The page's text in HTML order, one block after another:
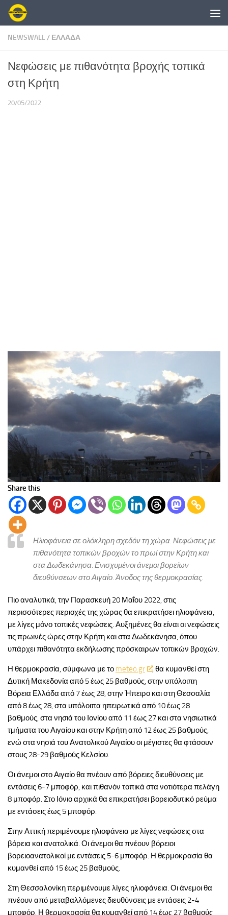
Skip to content
NEWSWALL/ ΕΛΛΑΔΑ
Νεφώσεις με πιθανότητα βροχής τοπικά
στη Κρήτη
20/05/2022
Share this
Ηλιοφάνεια σε ολόκληρη σχεδόν τη χώρα. Νεφώσεις με
πιθανότητα τοπικών βροχών το πρωί στην Κρήτη και
στα Δωδεκάνησα. Ενισχυμένοι άνεμοι βορείων
διευθύνσεων στο Αιγαίο. Άνοδος της θερμοκρασίας.
Πιο αναλυτικά, την Παρασκευή 20 Μαΐου 2022, στις
περισσότερες περιοχές της χώρας θα επικρατήσει ηλιοφάνεια,
με λίγες μόνο τοπικές νεφώσεις. Αυξημένες θα είναι οι νεφώσεις
τις πρωινές ώρες στην Κρήτη και στα Δωδεκάνησα, όπου
υπάρχει πιθανότητα εκδήλωσης πρόσκαιρων τοπικών βροχών.
Η θερμοκρασία, σύμφωνα με το meteo.gr
, θα κυμανθεί στη
Δυτική Μακεδονία από 5 έως 25 βαθμούς, στην υπόλοιπη
Βόρεια Ελλάδα από 7 έως 28, στην Ήπειρο και στη Θεσσαλία
από 8 έως 28, στα υπόλοιπα ηπειρωτικά από 10 έως 28
βαθμούς, στα νησιά του Ιονίου από 11 έως 27 και στα νησιωτικά
τμήματα του Αιγαίου και στην Κρήτη από 12 έως 25 βαθμούς,
ενώ στα νησιά του Ανατολικού Αιγαίου οι μέγιστες θα φτάσουν
στους 28-29 βαθμούς Κελσίου.
Οι άνεμοι στο Αιγαίο θα πνέουν από βόρειες διευθύνσεις με
εντάσεις 6-7 μποφόρ, και πιθανόν τοπικά στα νοτιότερα πελάγη
8 μποφόρ. Στο Ιόνιο αρχικά θα επικρατήσει βορειοδυτικό ρεύμα
με εντάσεις έως 5 μποφόρ.
Στην Αττική περιμένουμε ηλιοφάνεια με λίγες νεφώσεις στα
βόρεια και ανατολικά. Οι άνεμοι θα πνέουν βόρειοι
βορειοανατολικοί με εντάσεις 5-6 μποφόρ. Η θερμοκρασία θα
κυμανθεί από 15 έως 25 βαθμούς.
Στη Θεσσαλονίκη περιμένουμε λίγες ηλιοφάνεια. Οι άνεμοι θα
πνέουν από μεταβαλλόμενες διευθύνσεις με εντάσεις 2-4
μποφόρ. Η θερμοκρασία θα κυμανθεί από 14 έως 27 βαθμούς